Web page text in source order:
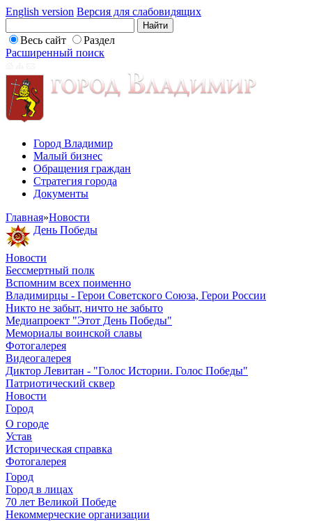
English version Версия для слабовидящих
Весь сайт
Раздел
Расширенный поиск
Город Владимир
Малый бизнес
Обращения граждан
Стратегия города
Документы
Главная»Новости
День Победы
Новости
Бессмертный полк
Вспомним всех поименно
Владимирцы - Герои Советского Союза, Герои России
Никто не забыт, ничто не забыто
Медиапроект "Этот День Победы"
Мемориалы воинской славы
Фотогалерея
Видеогалерея
Диктор Левитан - "Голос Истории. Голос Победы"
Патриотический сквер
Новости
Город
О городе
Устав
Историческая справка
Фотогалерея
Город
Город в лицах
70 лет Великой Победе
Некоммерческие организации